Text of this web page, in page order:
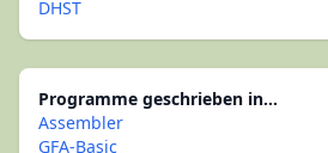
DHST
Programme geschrieben in...
Assembler
GFA-Basic